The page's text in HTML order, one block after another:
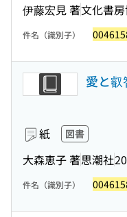
伊藤宏見 著文化書
件名（識別子）
愛と叡
紙 図書
大森恵子 著思潮社
件名（識別子）